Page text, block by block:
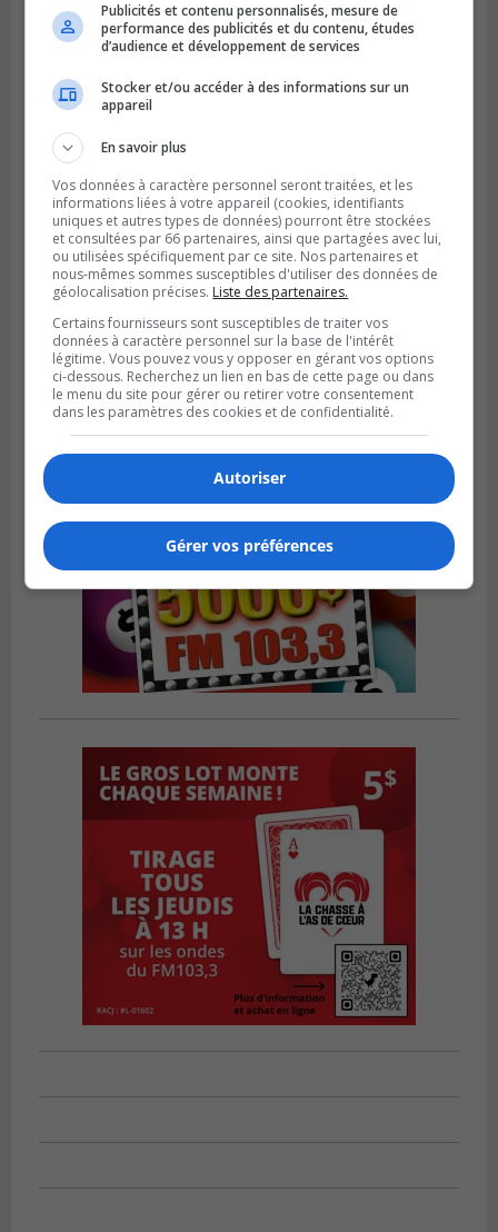
SAINT-BRUNO-DE-MONTARVILLE
Saint‑Bruno veut accélérer l’abandon des
outils à essence
Publicités et contenu personnalisés, mesure de
performance des publicités et du contenu, études
d’audience et développement de services
Stocker et/ou accéder à des informations sur un
appareil
En savoir plus
Vos données à caractère personnel seront traitées, et les
informations liées à votre appareil (cookies, identifiants
uniques et autres types de données) pourront être stockées
et consultées par 66 partenaires, ainsi que partagées avec lui,
ou utilisées spécifiquement par ce site. Nos partenaires et
nous-mêmes sommes susceptibles d'utiliser des données de
géolocalisation précises. Liste des partenaires.
Certains fournisseurs sont susceptibles de traiter vos
données à caractère personnel sur la base de l'intérêt
légitime. Vous pouvez vous y opposer en gérant vos options
ci-dessous. Recherchez un lien en bas de cette page ou dans
le menu du site pour gérer ou retirer votre consentement
dans les paramètres des cookies et de confidentialité.
Autoriser
Gérer vos préférences